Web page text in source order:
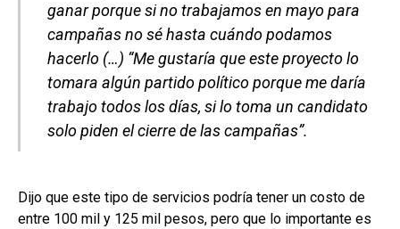
ganar porque si no trabajamos en mayo para
campañas no sé hasta cuándo podamos
hacerlo (…) “Me gustaría que este proyecto lo
tomara algún partido político porque me daría
trabajo todos los días, si lo toma un candidato
solo piden el cierre de las campañas”.
Dijo que este tipo de servicios podría tener un costo de
entre 100 mil y 125 mil pesos, pero que lo importante es